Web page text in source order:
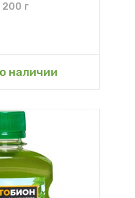
200 г
наличии